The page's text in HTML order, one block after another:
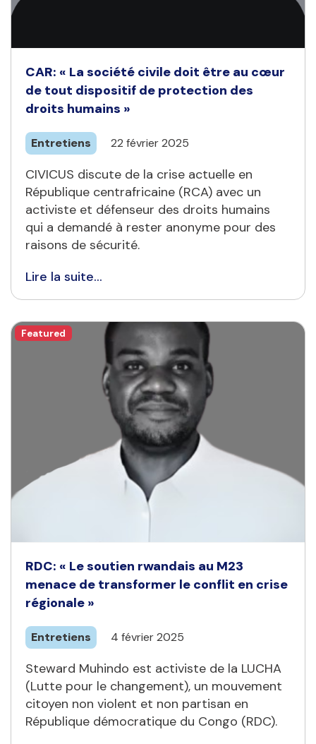
CAR: « La société civile doit être au cœur
de tout dispositif de protection des
droits humains »
Entretiens 22 février 2025
CIVICUS discute de la crise actuelle en
République centrafricaine (RCA) avec un
activiste et défenseur des droits humains
qui a demandé à rester anonyme pour des
raisons de sécurité.
Lire la suite...
Featured
RDC: « Le soutien rwandais au M23
menace de transformer le conflit en crise
régionale »
Entretiens 4 février 2025
Steward Muhindo est activiste de la LUCHA
(Lutte pour le changement), un mouvement
citoyen non violent et non partisan en
République démocratique du Congo (RDC).